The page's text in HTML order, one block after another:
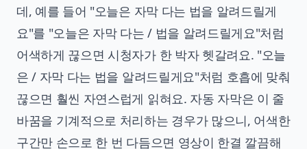
데, 예를 들어 "오늘은 자막 다는 법을 알려드릴게
요"를 "오늘은 자막 다는 / 법을 알려드릴게요"처럼
어색하게 끊으면 시청자가 한 박자 헷갈려요. "오늘
은 / 자막 다는 법을 알려드릴게요"처럼 호흡에 맞춰
끊으면 훨씬 자연스럽게 읽혀요. 자동 자막은 이 줄
바꿈을 기계적으로 처리하는 경우가 많으니, 어색한
구간만 손으로 한 번 다듬으면 영상이 한결 깔끔해